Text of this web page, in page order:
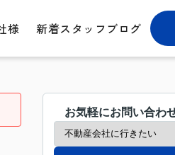
様 新着スタッフブログ
お気軽にお問い合わ